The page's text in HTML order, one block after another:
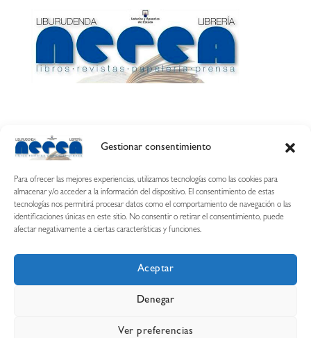
Gestionar consentimiento
Para ofrecer las mejores experiencias, utilizamos tecnologías como las cookies para
almacenar y/o acceder a la información del dispositivo. El consentimiento de estas
tecnologías nos permitirá procesar datos como el comportamiento de navegación o las
identificaciones únicas en este sitio. No consentir o retirar el consentimiento, puede
afectar negativamente a ciertas características y funciones.
Aceptar
Denegar
Ver preferencias
Calle Esquíroz, 27
687 54 31 70
nerearetamonge@gmail.com
Aviso legal
Condiciones de uso y compra